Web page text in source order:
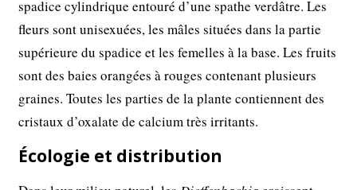
spadice cylindrique entouré d’une spathe verdâtre. Les
fleurs sont unisexuées, les mâles situées dans la partie
supérieure du spadice et les femelles à la base. Les fruits
sont des baies orangées à rouges contenant plusieurs
graines. Toutes les parties de la plante contiennent des
cristaux d’oxalate de calcium très irritants.
Écologie et distribution